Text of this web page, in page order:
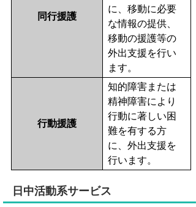
同行援護
に、移動に必要
な情報の提供、
移動の援護等の
外出支援を行い
ます。
行動援護
知的障害または
精神障害により
行動に著しい困
難を有する方
に、外出支援を
行います。
日中活動系サービス